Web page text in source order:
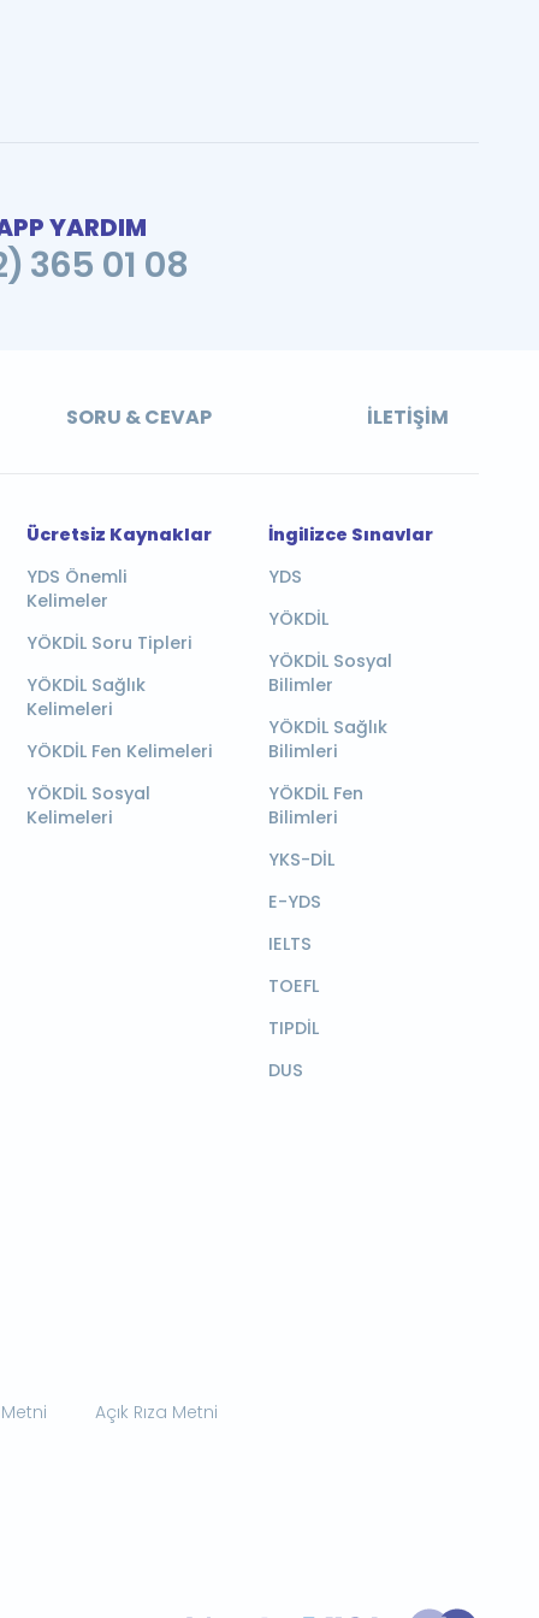
YARDIM
365 01 08
SORU & CEVAP İLETIŞIM
Ücretsiz Kaynaklar
YDS Önemli
Kelimeler
YÖKDİL Soru Tipleri
YÖKDİL Sağlık
Kelimeleri
YÖKDİL Fen Kelimeleri
YÖKDİL Sosyal
Kelimeleri
İngilizce Sınavlar
YDS
YÖKDİL
YÖKDİL Sosyal
Bilimler
YÖKDİL Sağlık
Bilimleri
YÖKDİL Fen
Bilimleri
YKS-DİL
E-YDS
IELTS
TOEFL
TIPDİL
DUS
Açık Rıza Metni